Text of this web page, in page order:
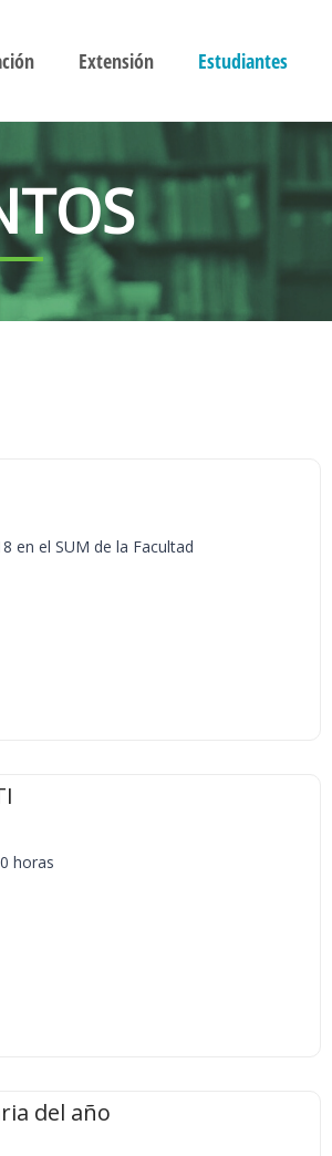
Extensión Estudiantes
en el SUM de la Facultad
horas
del año